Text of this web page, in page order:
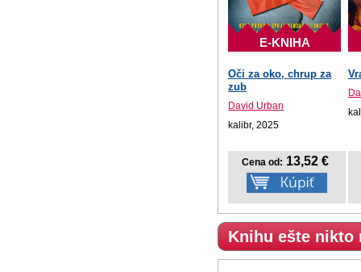
E-KNIHA
Oči za oko, chrup za
zub
David Urban
kalibr, 2025
Cena od: 13,52 €
Knihu ešte nikto